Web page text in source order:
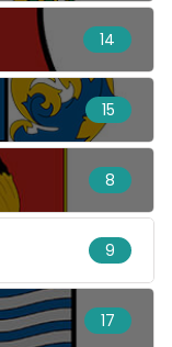
14
15
8
9
17